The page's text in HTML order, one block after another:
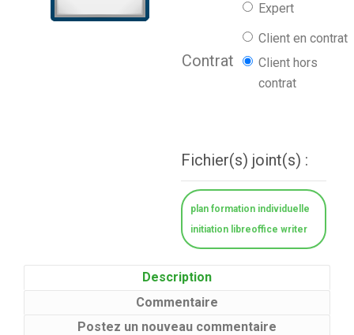
Expert
Contrat
Client en contrat
Client hors
contrat
Fichier(s) joint(s) :
plan formation individuelle
initiation libreoffice writer
Description
Commentaire
Postez un nouveau commentaire